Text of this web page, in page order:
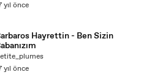
yıl önce
Hayrettin - Ben Sizin
yıl önce